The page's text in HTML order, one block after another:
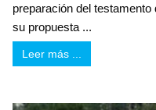
preparación del
su propuesta ...
Leer más ...